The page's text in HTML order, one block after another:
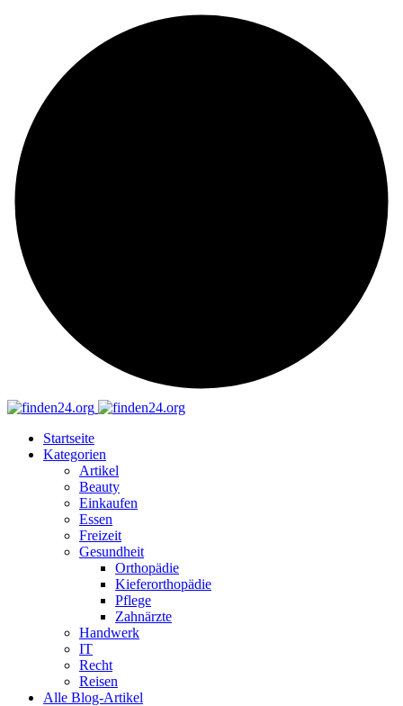
Startseite
Kategorien
Artikel
Beauty
Einkaufen
Essen
Freizeit
Gesundheit
Orthopädie
Kieferorthopädie
Pflege
Zahnärzte
Handwerk
IT
Recht
Reisen
Alle Blog-Artikel